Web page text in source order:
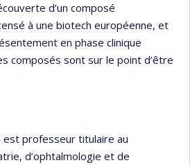
d’un composé
à une biotech européenne, et
en phase clinique
composés sont sur le point d’être
est professeur titulaire au
d’ophtalmologie et de